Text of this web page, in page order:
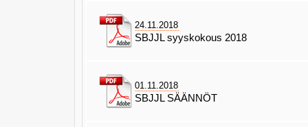
24.11.2018
SBJJL syyskokous 2018
01.11.2018
SBJJL SÄÄNNÖT